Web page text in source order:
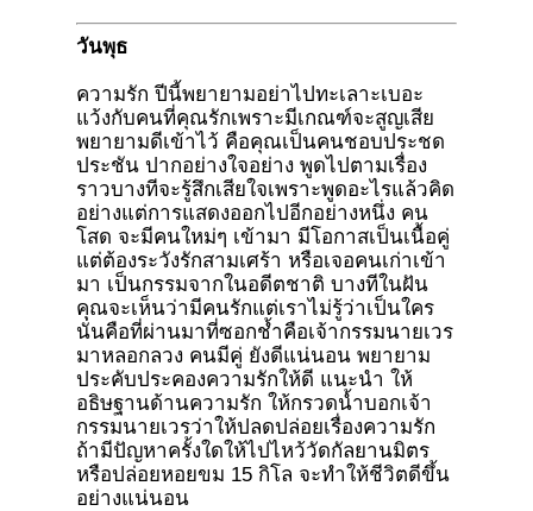
วันพุธ
ความรัก ปีนี้พยายามอย่าไปทะเลาะเบอะ
แว้งกับคนที่คุณรักเพราะมีเกณฑ์จะสูญเสีย
พยายามดีเข้าไว้ คือคุณเป็นคนชอบประชด
ประชัน ปากอย่างใจอย่าง พูดไปตามเรื่อง
ราวบางทีจะรู้สึกเสียใจเพราะพูดอะไรแล้วคิด
อย่างแต่การแสดงออกไปอีกอย่างหนึ่ง คน
โสด จะมีคนใหม่ๆ เข้ามา มีโอกาสเป็นเนื้อคู่
แต่ต้องระวังรักสามเศร้า หรือเจอคนเก่าเข้า
มา เป็นกรรมจากในอดีตชาติ บางทีในฝัน
คุณจะเห็นว่ามีคนรักแต่เราไม่รู้ว่าเป็นใคร
นั่นคือที่ผ่านมาที่ซอกช้ำคือเจ้ากรรมนายเวร
มาหลอกลวง คนมีคู่ ยังดีแน่นอน พยายาม
ประคับประคองความรักให้ดี แนะนำ ให้
อธิษฐานด้านความรัก ให้กรวดน้ำบอกเจ้า
กรรมนายเวรว่าให้ปลดปล่อยเรื่องความรัก
ถ้ามีปัญหาครั้งใดให้ไปไหว้วัดกัลยานมิตร
หรือปล่อยหอยขม 15 กิโล จะทำให้ชีวิตดีขึ้น
อย่างแน่นอน